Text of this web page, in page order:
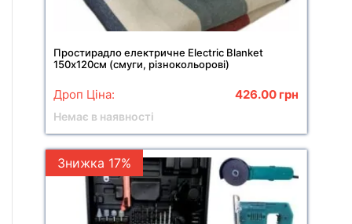
Простирадло електричне Electric Blanket
150х120см (смуги, різнокольорові)
Дроп Ціна: 426.00 грн
Немає в наявності
Знижка 17%